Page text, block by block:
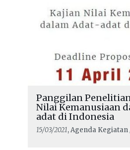
Panggilan
Nilai Kemanusiaan
adat di Indonesia
15/03/2021, Agenda